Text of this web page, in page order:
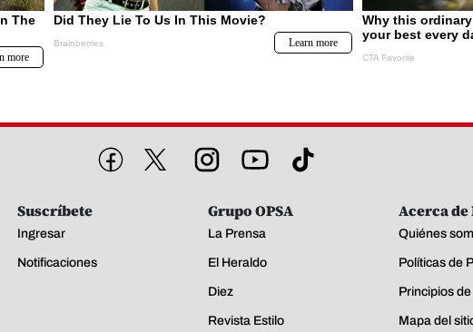
Suscríbete
Ingresar
Notificaciones
Grupo OPSA
La Prensa
El Heraldo
Diez
Revista Estilo
Acerca de
Quiénes
Políticas de
Principios
Mapa del